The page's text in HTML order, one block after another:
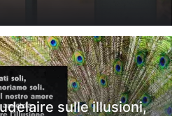
sulle illusioni,